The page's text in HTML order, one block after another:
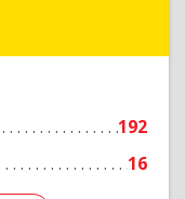
192
16
Подробнее